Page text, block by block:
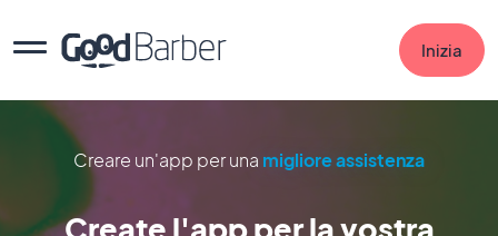
Inizia
Creare un'app per una migliore assistenza
Create l'app per la vostra